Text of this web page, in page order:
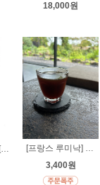
18,000원
국내최저가~! [미국 리비] 지브랄타 필스너 강화유리맥주잔 355ml (15680 ) - 콜라잔, 아이스커피잔,냉음료컵, 풋티드필스너
[프랑스 루미낙] 아카디 유리컵 16cl , 언더락잔, 물컵, 작은물컵, 커피컵
3,400원